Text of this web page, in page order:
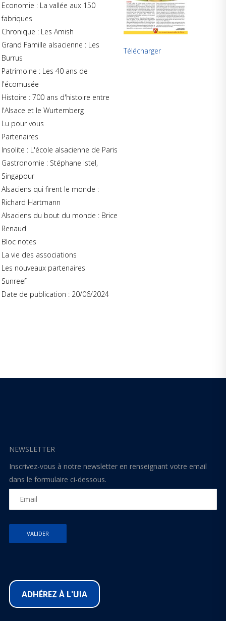
Economie : La vallée aux 150
fabriques
Chronique : Les Amish
Grand Famille alsacienne : Les
Burrus
Patrimoine : Les 40 ans de
l'écomusée
Histoire : 700 ans d'histoire entre
l'Alsace et le Wurtemberg
Lu pour vous
Partenaires
Insolite : L'école alsacienne de Paris
Gastronomie : Stéphane Istel,
Singapour
Alsaciens qui firent le monde :
Richard Hartmann
Alsaciens du bout du monde : Brice
Renaud
Bloc notes
La vie des associations
Les nouveaux partenaires
Sunreef
Date de publication : 20/06/2024
Télécharger
NEWSLETTER
Inscrivez-vous à notre newsletter en renseignant votre email
dans le formulaire ci-dessous.
ADHÉREZ À L'UIA